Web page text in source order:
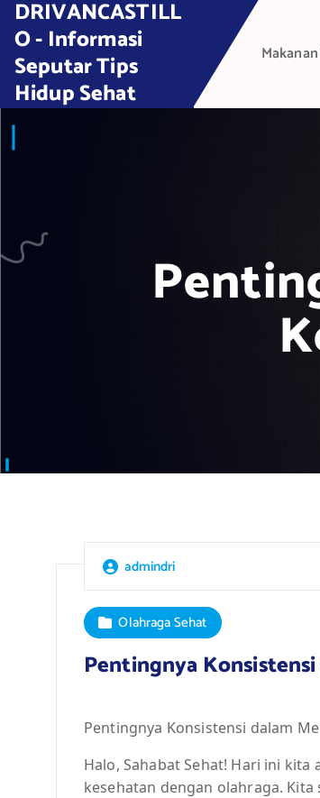
n
DRIVANCASTILL
O - Informasi
Seputar Tips
Hidup Sehat
admindri
Olahraga Sehat
Pentingnya
Pentingnya Konsistensi dalam
Halo, Sahabat Sehat! Hari ini
kesehatan dengan olahraga.